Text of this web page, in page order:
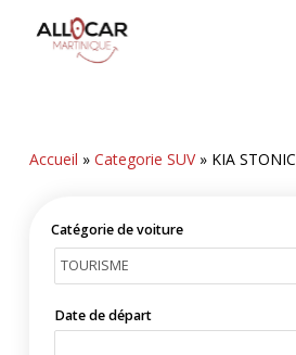
Accueil » Categorie SUV» KIA STONIC
Catégorie de voiture
Date de départ